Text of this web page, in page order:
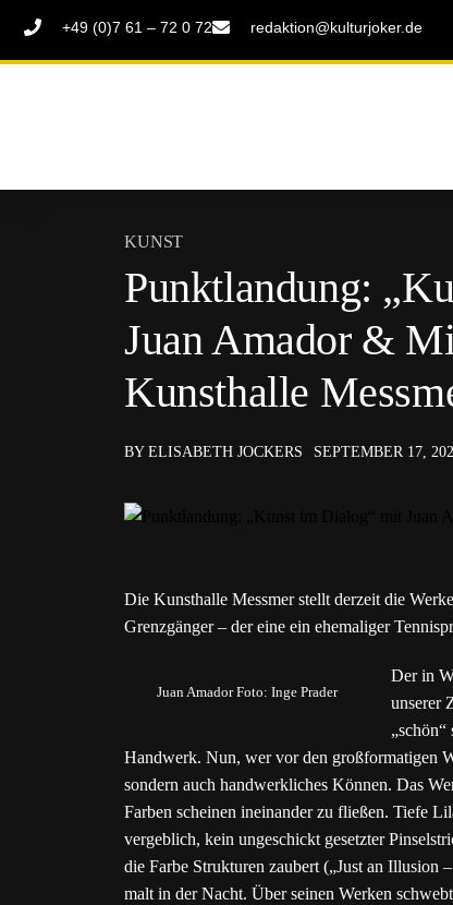
+49 (0)7 61 – 72 0 72 redaktion@kulturjoker.de
KUNST
Punktlandung:
Juan Amador &
Kunsthalle
BY ELISABETH JOCKERS SEPTEMBER 17,
Die Kunsthalle Messmer stellt derzeit die
Grenzgänger – der eine ein ehemaliger
Juan Amador Foto: Inge Prader
Der in
unserer
Handwerk. Nun, wer vor den großformatigen
sondern auch handwerkliches Können. Das
Farben scheinen ineinander zu fließen. Tiefe
vergeblich, kein ungeschickt gesetzter
die Farbe Strukturen zaubert („Just an
malt in der Nacht. Über seinen Werken